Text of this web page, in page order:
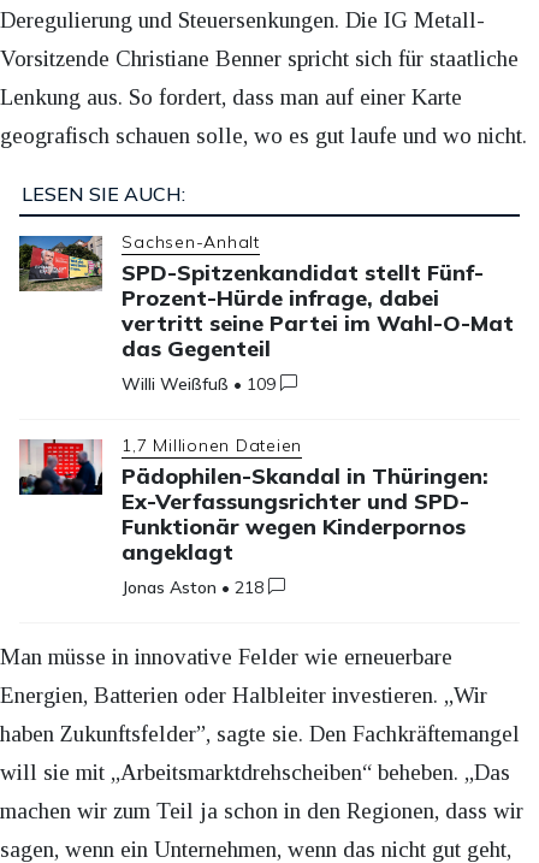
Deregulierung und Steuersenkungen. Die IG Metall-
Vorsitzende Christiane Benner spricht sich für staatliche
Lenkung aus. So fordert, dass man auf einer Karte
geografisch schauen solle, wo es gut laufe und wo nicht.
LESEN SIE AUCH:
Sachsen-Anhalt
SPD-Spitzenkandidat stellt Fünf-
Prozent-Hürde infrage, dabei
vertritt seine Partei im Wahl-O-Mat
das Gegenteil
Willi Weißfuß • 109
1,7 Millionen Dateien
Pädophilen-Skandal in Thüringen:
Ex-Verfassungsrichter und SPD-
Funktionär wegen Kinderpornos
angeklagt
Jonas Aston •218
Man müsse in innovative Felder wie erneuerbare
Energien, Batterien oder Halbleiter investieren. „Wir
haben Zukunftsfelder”, sagte sie. Den Fachkräftemangel
will sie mit „Arbeitsmarktdrehscheiben“ beheben. „Das
machen wir zum Teil ja schon in den Regionen, dass wir
sagen, wenn ein Unternehmen, wenn das nicht gut geht,